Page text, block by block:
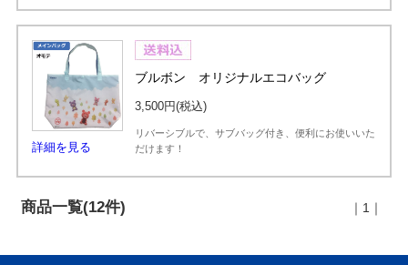
詳細を見る
ブルボン オリジナルエコバッグ
3,500円(税込)
リバーシブルで、サブバッグ付き、便利にお使いいた
だけます！
商品一覧(12件) ｜1｜